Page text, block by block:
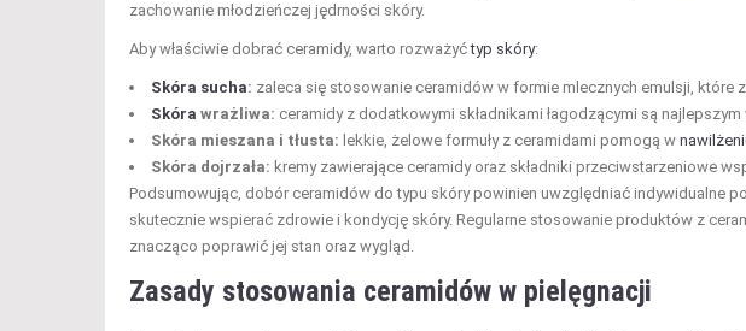
zachowanie młodzieńczej jędrności skóry.
Aby właściwie dobrać ceramidy, warto rozważyćtyp skóry:
Skóra sucha: zaleca się stosowanie ceramidów w formie mlecznych emulsji, które
Skóra wrażliwa: ceramidy z dodatkowymi składnikami łagodzącymi są
Skóra mieszana i tłusta: lekkie, żelowe formuły z ceramidami pomogą w
Skóra dojrzała: kremy zawierające ceramidy oraz składniki przeciwstarzeniowe
Podsumowując, dobór ceramidów do typu skóry powinien uwzględniać indywidualne
skutecznie wspierać zdrowie i kondycję skóry. Regularne stosowanie produktów z
znacząco poprawić jej stan oraz wygląd.
Zasady stosowania ceramidów w pielęgnacji